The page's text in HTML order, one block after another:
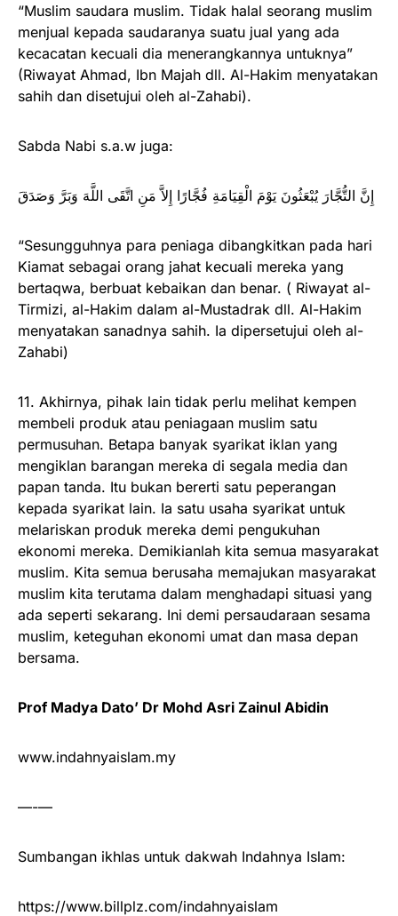
“Muslim saudara muslim. Tidak halal seorang muslim
menjual kepada saudaranya suatu jual yang ada
kecacatan kecuali dia menerangkannya untuknya”
(Riwayat Ahmad, Ibn Majah dll. Al-Hakim menyatakan
sahih dan disetujui oleh al-Zahabi).
Sabda Nabi s.a.w juga:
إِنَّ التُّجَّارَ يُبْعَثُونَ يَوْمَ الْقِيَامَةِ فُجَّارًا إِلاَّ مَنِ اتَّقَى اللَّهَ وَبَرَّ وَصَدَقَ
“Sesungguhnya para peniaga dibangkitkan pada hari
Kiamat sebagai orang jahat kecuali mereka yang
bertaqwa, berbuat kebaikan dan benar. ( Riwayat al-
Tirmizi, al-Hakim dalam al-Mustadrak dll. Al-Hakim
menyatakan sanadnya sahih. Ia dipersetujui oleh al-
Zahabi)
11. Akhirnya, pihak lain tidak perlu melihat kempen
membeli produk atau peniagaan muslim satu
permusuhan. Betapa banyak syarikat iklan yang
mengiklan barangan mereka di segala media dan
papan tanda. Itu bukan bererti satu peperangan
kepada syarikat lain. Ia satu usaha syarikat untuk
melariskan produk mereka demi pengukuhan
ekonomi mereka. Demikianlah kita semua masyarakat
muslim. Kita semua berusaha memajukan masyarakat
muslim kita terutama dalam menghadapi situasi yang
ada seperti sekarang. Ini demi persaudaraan sesama
muslim, keteguhan ekonomi umat dan masa depan
bersama.
Prof Madya Dato’ Dr Mohd Asri Zainul Abidin
www.indahnyaislam.my
—-—
Sumbangan ikhlas untuk dakwah Indahnya Islam:
https://www.billplz.com/indahnyaislam